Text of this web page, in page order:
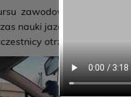
zawodowego była
nauki jazdy młodzież
otrzymali